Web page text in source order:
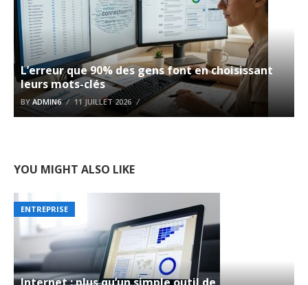
L’erreur que 90% des gens font en choisissant
leurs mots-clés
BYADMIN6 11 JUILLET 2026
YOU MIGHT ALSO LIKE
ENTREPRISE
Internet : plus qu’un simple outil de